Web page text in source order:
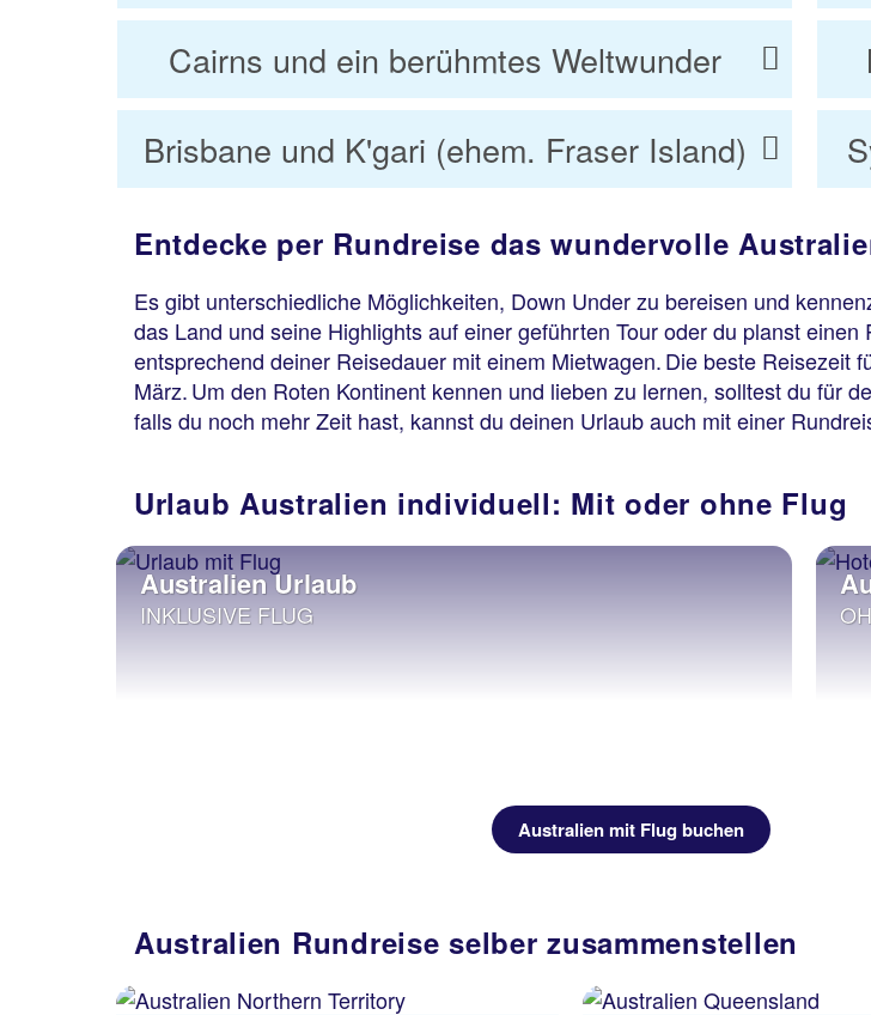
Cairns und ein berühmtes Weltwunder
Brisbane und K'gari (ehem. Fraser Island)
Entdecke per Rundreise das wundervolle
Es gibt unterschiedliche Möglichkeiten, Down Under zu bereisen und
das Land und seine Highlights auf einer geführten Tour oder du planst
entsprechend deiner Reisedauer mit einem Mietwagen. Die beste
März. Um den Roten Kontinent kennen und lieben zu lernen, solltest du für
falls du noch mehr Zeit hast, kannst du deinen Urlaub auch mit einer
Urlaub Australien individuell: Mit oder ohne Flug
Australien Urlaub
INKLUSIVE FLUG
Australien mit Flug buchen
Australien Rundreise selber zusammenstellen